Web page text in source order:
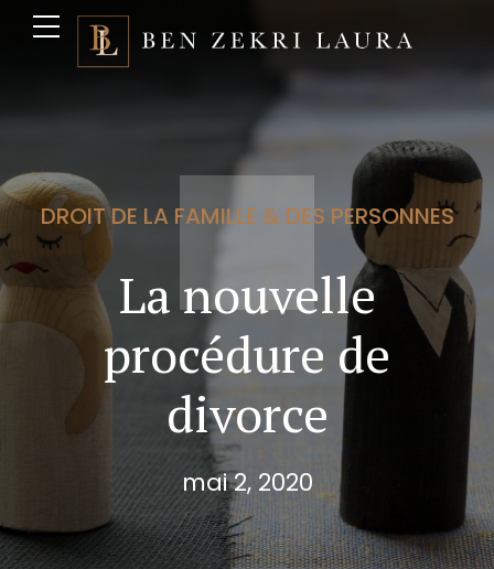
DROIT DE LA FAMILLE & DES PERSONNES
La nouvelle
procédure de
divorce
mai 2, 2020